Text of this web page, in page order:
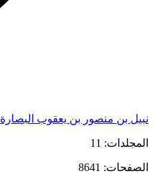
نبيل بن منصور بن يعقوب البصارة
المجلدات: 11
الصفحات: 8641